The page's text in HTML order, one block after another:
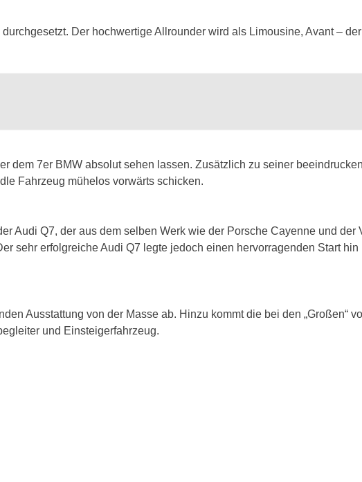
Der hochwertige Allrounder wird als Limousine, Avant –
dem 7er BMW absolut sehen lassen. Zusätzlich zu seiner
Fahrzeug mühelos vorwärts schicken.
Audi Q7, der aus dem selben Werk wie der Porsche Cayenne und der
sehr erfolgreiche Audi Q7 legte jedoch einen hervorragenden Start
Ausstattung von der Masse ab. Hinzu kommt die bei den „Großen“
und Einsteigerfahrzeug.